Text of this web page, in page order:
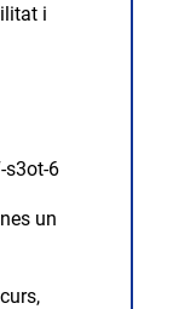
i
s3ot-6
un